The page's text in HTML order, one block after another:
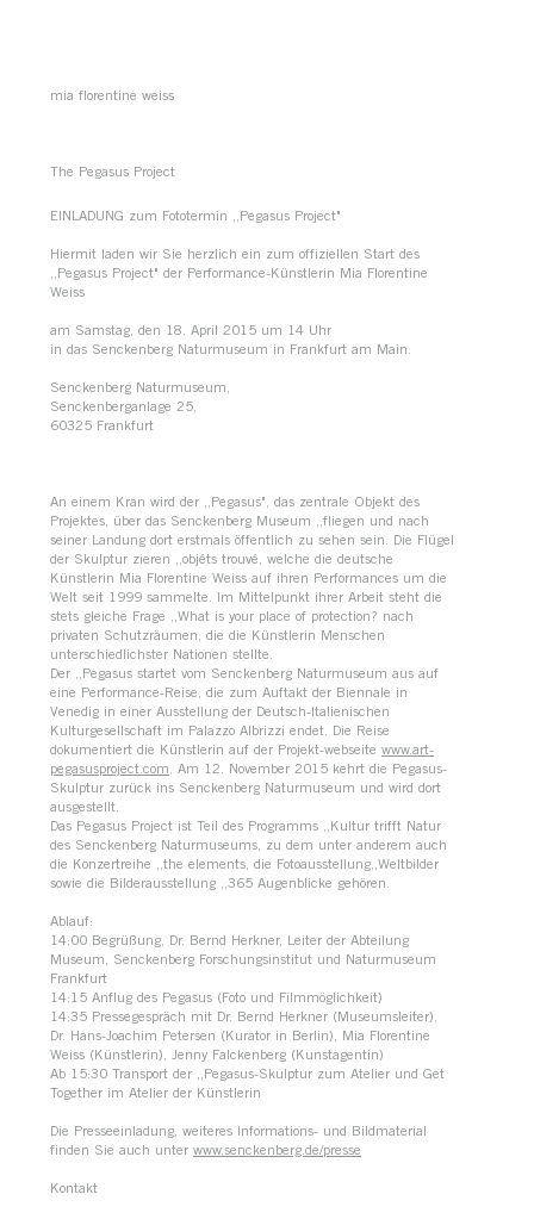
mia florentine weiss
The Pegasus Project
EINLADUNG zum Fototermin „Pegasus Project"
Hiermit laden wir Sie herzlich ein zum offiziellen Start des
„Pegasus Project" der Performance-Künstlerin Mia Florentine
Weiss
am Samstag, den 18. April 2015 um 14 Uhr
in das Senckenberg Naturmuseum in Frankfurt am Main.
Senckenberg Naturmuseum,
Senckenberganlage 25,
60325 Frankfurt
An einem Kran wird der „Pegasus", das zentrale Objekt des
Projektes, über das Senckenberg Museum „fliegen und nach
seiner Landung dort erstmals öffentlich zu sehen sein. Die Flügel
der Skulptur zieren „objéts trouvé, welche die deutsche
Künstlerin Mia Florentine Weiss auf ihren Performances um die
Welt seit 1999 sammelte. Im Mittelpunkt ihrer Arbeit steht die
stets gleiche Frage „What is your place of protection? nach
privaten Schutzräumen, die die Künstlerin Menschen
unterschiedlichster Nationen stellte.
Der „Pegasus startet vom Senckenberg Naturmuseum aus auf
eine Performance-Reise, die zum Auftakt der Biennale in
Venedig in einer Ausstellung der Deutsch-Italienischen
Kulturgesellschaft im Palazzo Albrizzi endet. Die Reise
dokumentiert die Künstlerin auf der Projekt-webseite www.art-
pegasusproject.com. Am 12. November 2015 kehrt die Pegasus-
Skulptur zurück ins Senckenberg Naturmuseum und wird dort
ausgestellt.
Das Pegasus Project ist Teil des Programms „Kultur trifft Natur
des Senckenberg Naturmuseums, zu dem unter anderem auch
die Konzertreihe „the elements, die Fotoausstellung„Weltbilder
sowie die Bilderausstellung „365 Augenblicke gehören.
Ablauf:
14:00 Begrüßung, Dr. Bernd Herkner, Leiter der Abteilung
Museum, Senckenberg Forschungsinstitut und Naturmuseum
Frankfurt
14:15 Anflug des Pegasus (Foto und Filmmöglichkeit)
14:35 Pressegespräch mit Dr. Bernd Herkner (Museumsleiter),
Dr. Hans-Joachim Petersen (Kurator in Berlin), Mia Florentine
Weiss (Künstlerin), Jenny Falckenberg (Kunstagentin)
Ab 15:30 Transport der „Pegasus-Skulptur zum Atelier und Get
Together im Atelier der Künstlerin
Die Presseeinladung, weiteres Informations- und Bildmaterial
finden Sie auch unter www.senckenberg.de/presse
Kontakt